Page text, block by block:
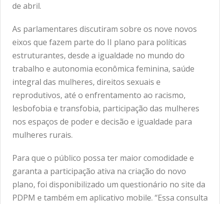
de abril.
As parlamentares discutiram sobre os nove novos
eixos que fazem parte do II plano para políticas
estruturantes, desde a igualdade no mundo do
trabalho e autonomia econômica feminina, saúde
integral das mulheres, direitos sexuais e
reprodutivos, até o enfrentamento ao racismo,
lesbofobia e transfobia, participação das mulheres
nos espaços de poder e decisão e igualdade para
mulheres rurais.
Para que o público possa ter maior comodidade e
garanta a participação ativa na criação do novo
plano, foi disponibilizado um questionário no site da
PDPM e também em aplicativo mobile. “Essa consulta